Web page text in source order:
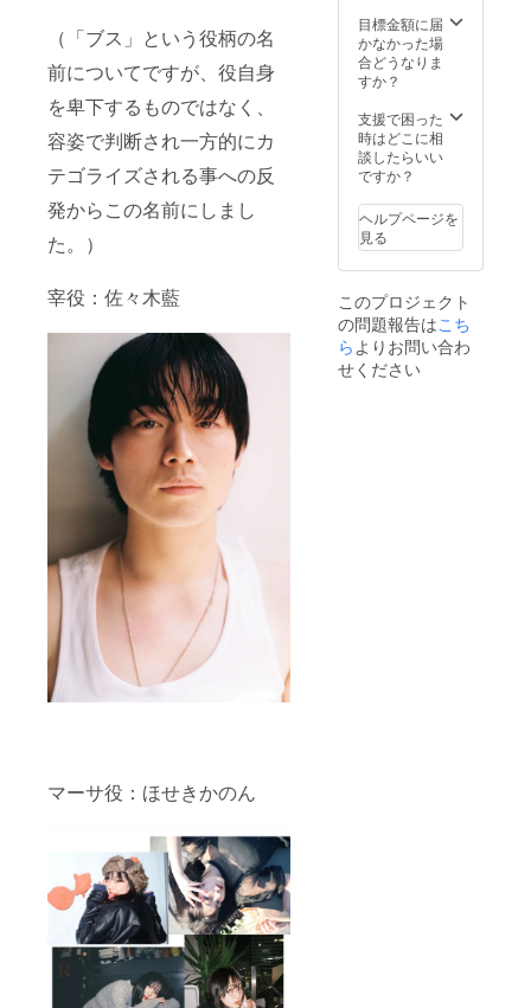
（「ブス」という役柄の名
前についてですが、役自身
を卑下するものではなく、
容姿で判断され一方的にカ
テゴライズされる事への反
発からこの名前にしまし
た。）
宰役：佐々木藍
マーサ役：ほせきかのん
ナーの有無を明
記してくださ
い。）
目標金額に届
かなかった場
合どうなりま
すか？
支援で困った
時はどこに相
談したらいい
ですか？
ヘルプページを
見る
このプロジェクト
の問題報告はこち
らよりお問い合わ
せください